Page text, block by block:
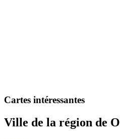
Cartes intéressantes
Ville de la région de